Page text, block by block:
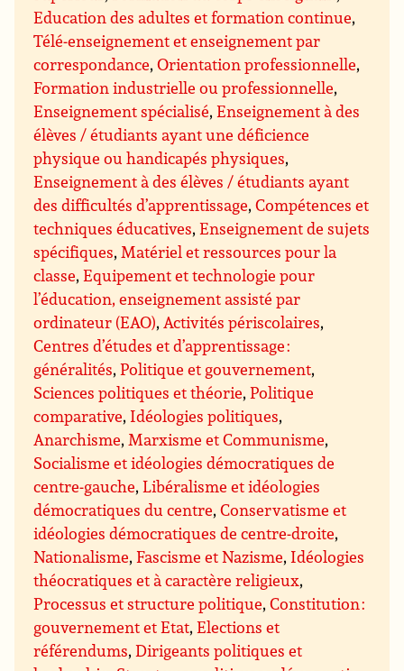
Education des adultes et formation continue,
Télé-enseignement et enseignement par
correspondance,Orientation professionnelle,
Formation industrielle ou professionnelle,
Enseignement spécialisé,Enseignement à des
élèves / étudiants ayant une déficience
physique ou handicapés physiques,
Enseignement à des élèves / étudiants ayant
des difficultés d’apprentissage,Compétences et
techniques éducatives,Enseignement de sujets
spécifiques,Matériel et ressources pour la
classe,Equipement et technologie pour
l’éducation, enseignement assisté par
ordinateur (EAO),Activités périscolaires,
Centres d’études et d’apprentissage :
généralités,Politique et gouvernement,
Sciences politiques et théorie,Politique
comparative, Idéologies politiques,
Anarchisme,Marxisme et Communisme,
Socialisme et idéologies démocratiques de
centre-gauche,Libéralisme et idéologies
démocratiques du centre,Conservatisme et
idéologies démocratiques de centre-droite,
Nationalisme,Fascisme et Nazisme, Idéologies
théocratiques et à caractère religieux,
Processus et structure politique,Constitution :
gouvernement et Etat,Elections et
référendums,Dirigeants politiques et